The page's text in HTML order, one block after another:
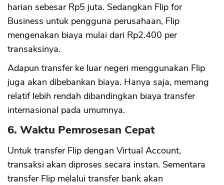
harian sebesar Rp5 juta. Sedangkan Flip for
Business untuk pengguna perusahaan, Flip
mengenakan biaya mulai dari Rp2.400 per
transaksinya.
Adapun transfer ke luar negeri menggunakan Flip
juga akan dibebankan biaya. Hanya saja, memang
relatif lebih rendah dibandingkan biaya transfer
internasional pada umumnya.
6. Waktu Pemrosesan Cepat
Untuk transfer Flip dengan Virtual Account,
transaksi akan diproses secara instan. Sementara
transfer Flip melalui transfer bank akan